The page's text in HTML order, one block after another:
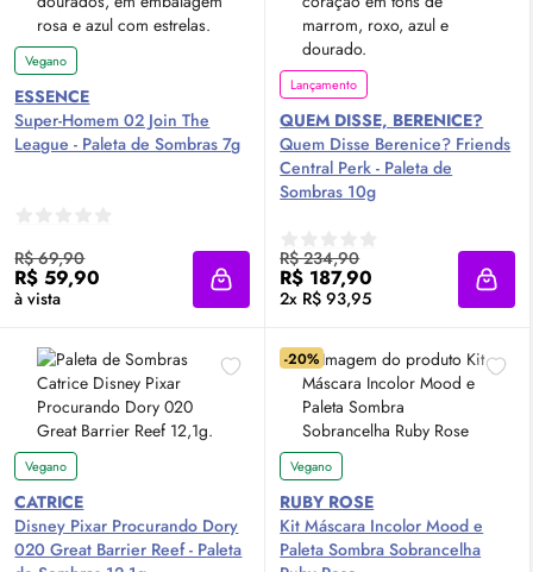
Vegano
ESSENCE
Super-Homem 02 Join The
League - Paleta de Sombras 7g
R$ 69,90
R$ 59,90
à vista Adicionar à sacola
Lançamento
QUEM DISSE, BERENICE?
Quem Disse Berenice? Friends
Central Perk - Paleta de
Sombras 10g
R$ 234,90
R$ 187,90
2x R$ 93,95
Vegano
CATRICE
Disney Pixar Procurando Dory
020 Great Barrier Reef - Paleta
-20%
Vegano
RUBY ROSE
Kit Máscara Incolor Mood e
Paleta Sombra Sobrancelha